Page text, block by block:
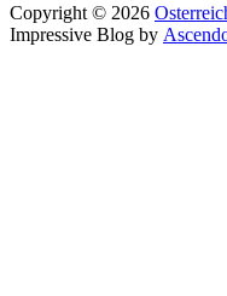
Copyright © 2026
Impressive Blog by